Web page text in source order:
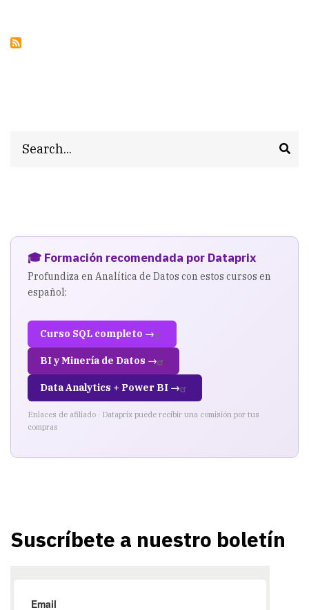
🎓 Formación recomendada por Dataprix
Profundiza en Analítica de Datos con estos cursos en
español:
Curso SQL completo →
BI y Minería de Datos →
Data Analytics + Power BI →
Enlaces de afiliado · Dataprix puede recibir una comisión por tus
compras
Suscríbete a nuestro boletín